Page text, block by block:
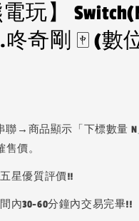
玩】
奇剛 🀄 (數
聯→商品顯示「下標數量 N
售價。
星優質評價!!
內30-60分鐘內交易完畢!!